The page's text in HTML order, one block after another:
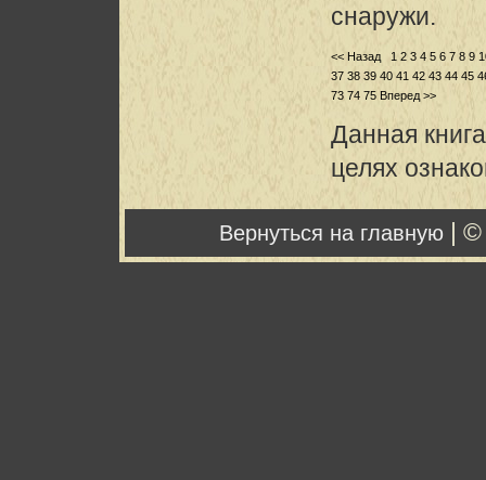
снаружи.
<< Назад 1 2 3 4 5 6 7 8 9
37 38 39 40 41 42 43 44 45
73 74 75 Вперед >>
Данная
целях
Вернуться на главную |